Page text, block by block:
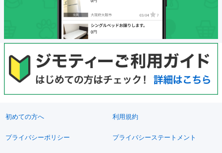
初めての方へ 利用規約
プライバシーポリシー プライバシーステートメント